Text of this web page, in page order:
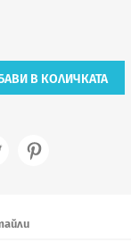
В КОЛИЧКАТА